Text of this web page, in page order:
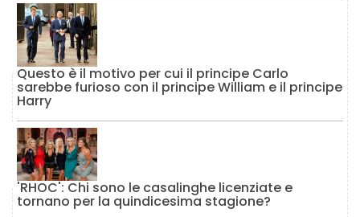
Questo è il motivo per cui il principe Carlo
sarebbe furioso con il principe William e il principe
Harry
'RHOC': Chi sono le casalinghe licenziate e
tornano per la quindicesima stagione?